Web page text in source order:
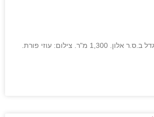
משרדי גל אור במגדל ב.ס.ר אלון. 1,300 מ"ר. צילום: עוזי פורת.